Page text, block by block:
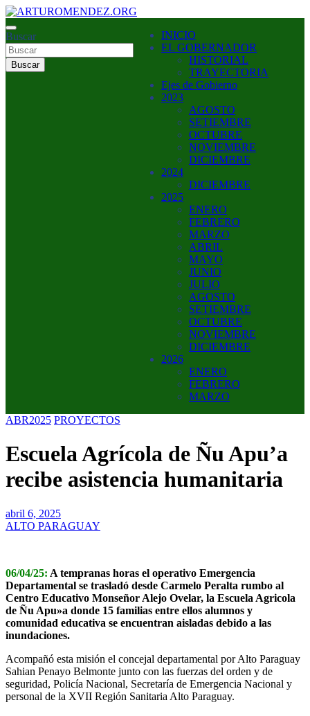
Saltar
al
contenido
ARTUROMENDEZ.ORG
ARTURO MENDEZ GOBERNADOR 2023
Buscar
Buscar
INICIO
EL GOBERNADOR
HISTORIAL
TRAYECTORIA
Ejes de Gobierno
2023
AGOSTO
SETIEMBRE
OCTUBRE
NOVIEMBRE
DICIEMBRE
2024
DICIEMBRE
2025
ENERO
FEBRERO
MARZO
ABRIL
MAYO
JUNIO
JULIO
AGOSTO
SETIEMBRE
OCTUBRE
NOVIEMBRE
DICIEMBRE
2026
ENERO
FEBRERO
MARZO
ABR2025 PROYECTOS
Escuela Agrícola de Ñu Apu’a
recibe asistencia humanitaria
abril 6, 2025
ALTO PARAGUAY
06/04/25: A tempranas horas el operativo Emergencia
Departamental se trasladó desde Carmelo Peralta rumbo al
Centro Educativo Monseñor Alejo Ovelar, la Escuela Agricola
de Ñu Apu»a donde 15 familias entre ellos alumnos y
comunidad educativa se encuentran aisladas debido a las
inundaciones.
Acompañó esta misión el concejal departamental por Alto Paraguay
Sahian Penayo Belmonte junto con las fuerzas del orden y de
seguridad, Policía Nacional, Secretaría de Emergencia Nacional y
personal de la XVII Región Sanitaria Alto Paraguay.